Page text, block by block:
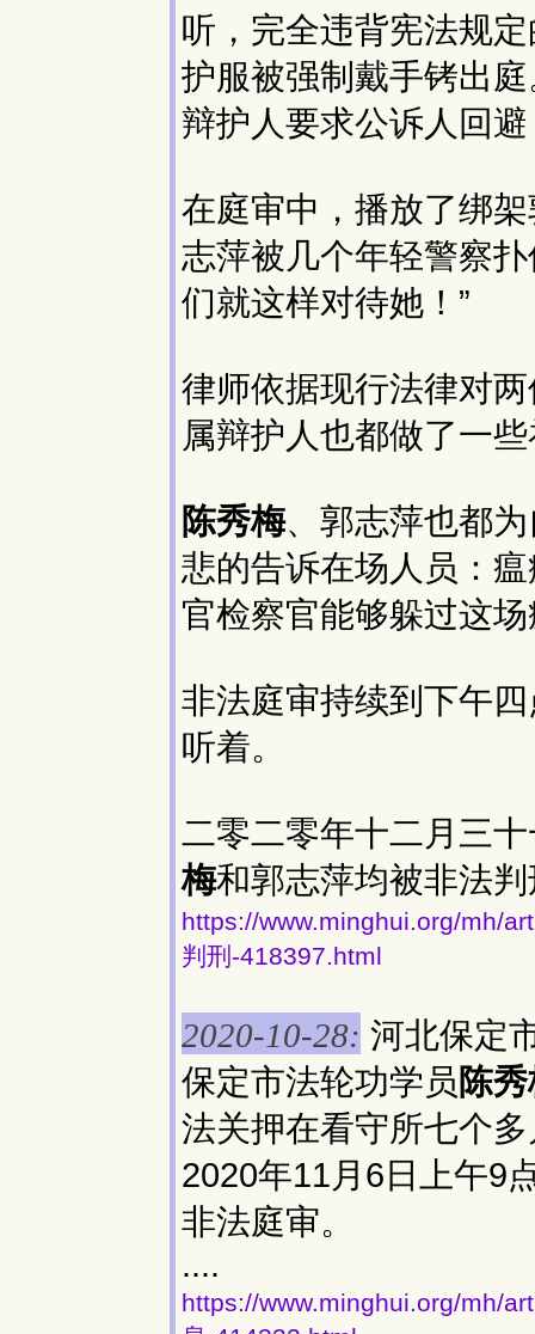
听，完全违背宪法规
护服被强制戴手铐出
辩护人要求公诉人回
在庭审中，播放了绑
志萍被几个年轻警察
们就这样对待她！”
律师依据现行法律对
属辩护人也都做了一
陈秀梅、郭志萍也都
悲的告诉在场人员：
官检察官能够躲过这
非法庭审持续到下午
听着。
二零二零年十二月三
梅和郭志萍均被非法
https://www.minghui.org/mh/
判刑-418397.html
2020-10-28: 河北保定
保定市法轮功学员 陈
法关押在看守所七个
2020年11月6日上午9
非法庭审。
....
https://www.minghui.org/mh/